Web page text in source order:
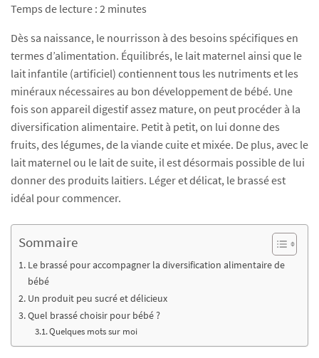
Temps de lecture : 2 minutes
Dès sa naissance, le nourrisson à des besoins spécifiques en
termes d’alimentation. Équilibrés, le lait maternel ainsi que le
lait infantile (artificiel) contiennent tous les nutriments et les
minéraux nécessaires au bon développement de bébé. Une
fois son appareil digestif assez mature, on peut procéder à la
diversification alimentaire. Petit à petit, on lui donne des
fruits, des légumes, de la viande cuite et mixée. De plus, avec le
lait maternel ou le lait de suite, il est désormais possible de lui
donner des produits laitiers. Léger et délicat, le brassé est
idéal pour commencer.
Sommaire
Le brassé pour accompagner la diversification alimentaire de
bébé
Un produit peu sucré et délicieux
Quel brassé choisir pour bébé ?
Quelques mots sur moi